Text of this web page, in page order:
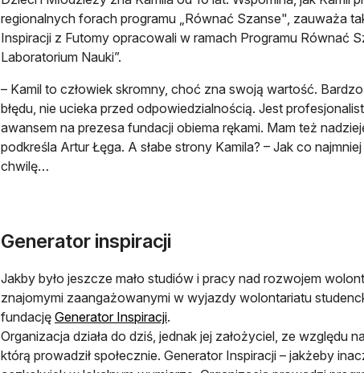
regionalnych forach programu „Równać Szanse", zauważa
Inspiracji z Futomy opracowali w ramach Programu Równać
Laboratorium Nauki”.
– Kamil to człowiek skromny, choć zna swoją wartość.
błędu, nie ucieka przed odpowiedzialnością. Jest
awansem na prezesa fundacji obiema rękami. Mam też
podkreśla Artur Łęga. A słabe strony Kamila? – Jak co
chwilę…
Generator inspiracji
Jakby było jeszcze mało studiów i pracy nad rozwojem
znajomymi zaangażowanymi w wyjazdy wolontariatu
fundację Generator Inspiracji.
Organizacja działa do dziś, jednak jej założyciel, ze względu
którą prowadził społecznie. Generator Inspiracji – jakżeby